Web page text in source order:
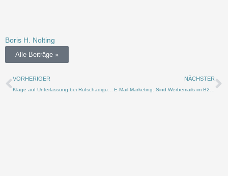
Boris H. Nolting
Alle Beiträge »
Zurück
VORHERIGER NÄCHSTER